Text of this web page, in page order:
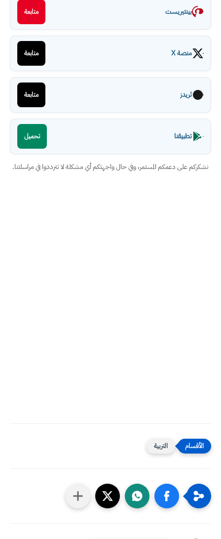
بينتيريست متابعة
منصة X متابعة
ثريدز متابعة
تطبيقنا تحميل
نشكركم على دعمكم المستمر، وفي حال واجهتكم أي مشكلة لا تترددوا في مراسلتنا.
التربية